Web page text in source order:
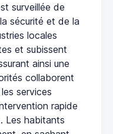
surveillée de
sécurité et de la
locales
et subissent
ainsi une
collaborent
services
rapide
Les habitants